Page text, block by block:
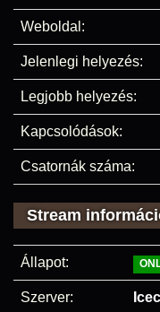
Weboldal:
Jelenlegi helyezés:
Legjobb helyezés:
Kapcsolódások:
Csatornák száma:
Stream
Állapot:
Szerver: